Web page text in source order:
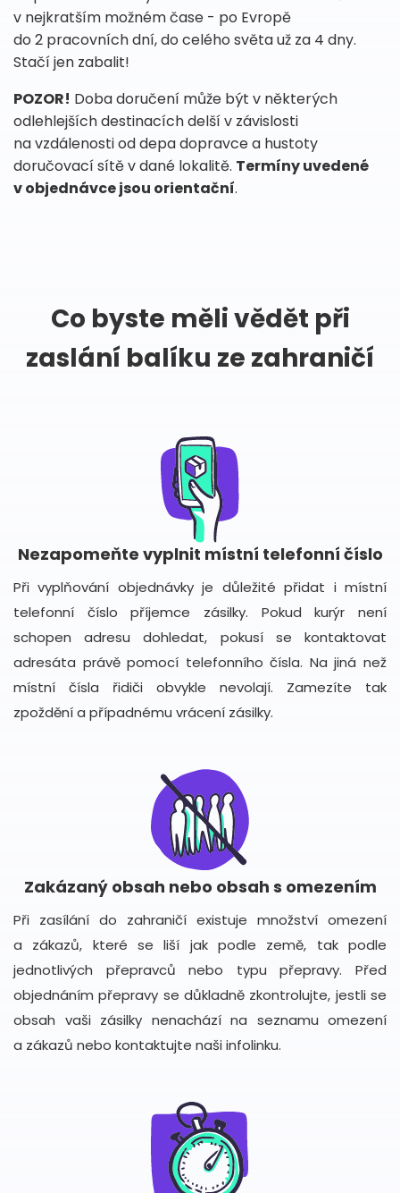
v nejkratším možném čase - po Evropě
do 2 pracovních dní, do celého světa už za 4 dny.
Stačí jen zabalit!
POZOR! Doba doručení může být v některých
odlehlejších destinacích delší v závislosti
na vzdálenosti od depa dopravce a hustoty
doručovací sítě v dané lokalitě. Termíny uvedené
v objednávce jsou orientační.
Co byste měli vědět při
zaslání balíku ze zahraničí
Nezapomeňte vyplnit místní telefonní číslo
Při vyplňování objednávky je důležité přidat i místní
telefonní číslo příjemce zásilky. Pokud kurýr není
schopen adresu dohledat, pokusí se kontaktovat
adresáta právě pomocí telefonního čísla. Na jiná než
místní čísla řidiči obvykle nevolají. Zamezíte tak
zpoždění a případnému vrácení zásilky.
Zakázaný obsah nebo obsah s omezením
Při zasílání do zahraničí existuje množství omezení
a zákazů, které se liší jak podle země, tak podle
jednotlivých přepravců nebo typu přepravy. Před
objednáním přepravy se důkladně zkontrolujte, jestli se
obsah vaši zásilky nenachází na seznamu omezení
a zákazů nebo kontaktujte naši infolinku.